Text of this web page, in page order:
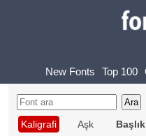
New Fonts Top 100
Kaligrafi
Aşk Başlık